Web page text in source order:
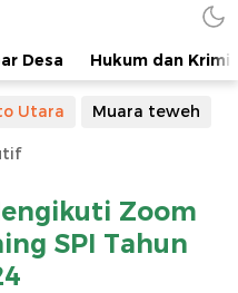
Desa Hukum dan
Utara Muara teweh
Zoom
SPI Tahun